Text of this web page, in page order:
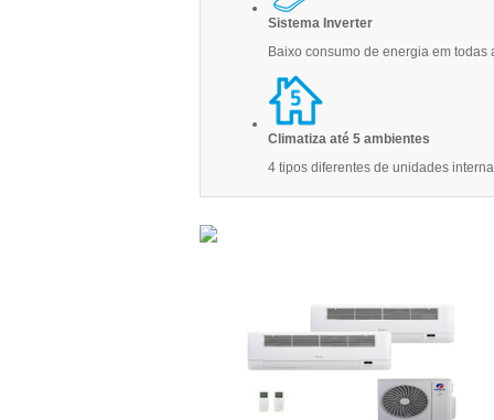
Sistema Inverter
Baixo consumo de energia em todas
Climatiza até 5 ambientes
4 tipos diferentes de unidades